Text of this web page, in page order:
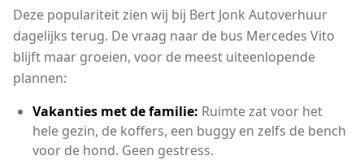
Deze populariteit zien wij bij Bert Jonk Autoverhuur
dagelijks terug. De vraag naar de bus Mercedes Vito
blijft maar groeien, voor de meest uiteenlopende
plannen:
Vakanties met de familie: Ruimte zat voor het
hele gezin, de koffers, een buggy en zelfs de bench
voor de hond. Geen gestress.